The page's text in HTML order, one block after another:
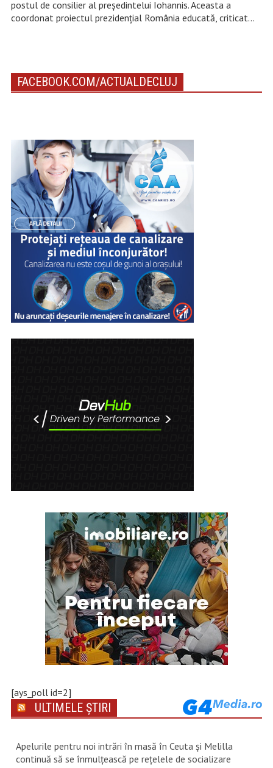
postul de consilier al președintelui Iohannis. Aceasta a
coordonat proiectul prezidențial România educată, criticat…
FACEBOOK.COM/ACTUALDECLUJ
[ays_poll id=2]
ULTIMELE ȘTIRI
Apelurile pentru noi intrări în masă în Ceuta şi Melilla
continuă să se înmulţească pe reţelele de socializare